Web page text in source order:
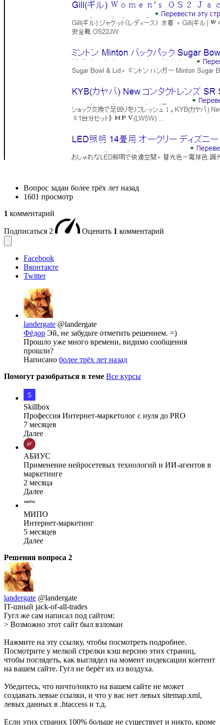
Вопрос задан более трёх лет назад
1601 просмотр
1 комментарий
Подписаться 2 Оценить 1 комментарий
Facebook
Вконтакте
Twitter
landergate @landergate
Фёдор Эй, не забудьте отметить решением. =)
Прошло уже много времени, видимо сообщения
прошли?
Написано более трёх лет назад
Помогут разобраться в теме Все курсы
Skillbox
Профессия Интернет-маркетолог с нуля до PRO
7 месяцев
Далее
АБИУС
Применение нейросетевых технологий и ИИ-агентов в
маркетинге
2 месяца
Далее
МИПО
Интернет-маркетинг
5 месяцев
Далее
Решения вопроса 2
landergate @landergate
IT-шный jack-of-all-trades
Гугл же сам написал под сайтом:
> Возможно этот сайт был взломан
Нажмите на эту ссылку, чтобы посмотреть подробнее.
Посмотрите у мелкой стрелки кэш версию этих страниц,
чтобы поглядеть, как выглядел на момент индексации контент
на вашем сайте. Гугл не берёт их из воздуха.
Убедитесь, что ничто/никто на вашем сайте не может
создавать левые ссылки, и что у вас нет левых sitemap.xml,
левых данных в .htaccess и т.д.
Если этих страних 100% больше не существует и никто, кроме